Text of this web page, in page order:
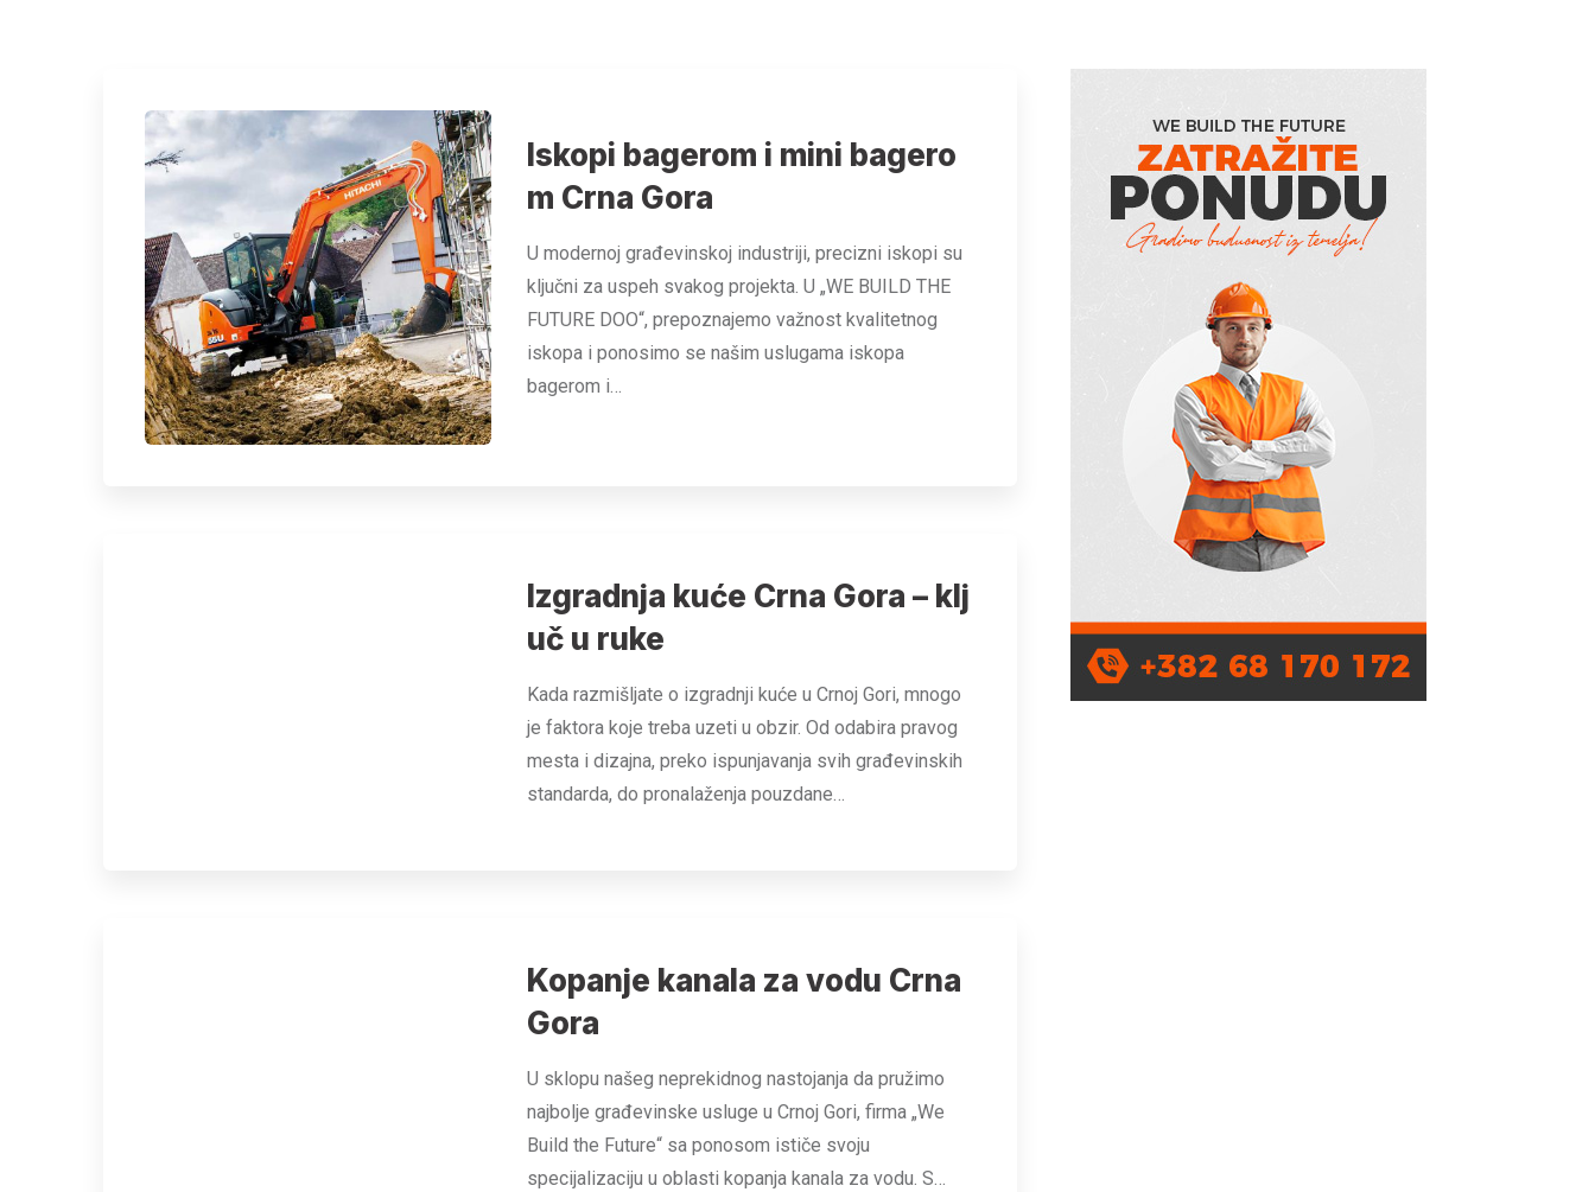
Iskopi bagerom i mini bagero
m Crna Gora
U modernoj građevinskoj industriji, precizni iskopi su
ključni za uspeh svakog projekta. U „WE BUILD THE
FUTURE DOO“, prepoznajemo važnost kvalitetnog
iskopa i ponosimo se našim uslugama iskopa
bagerom i…
Izgradnja kuće Crna Gora – klj
uč u ruke
Kada razmišljate o izgradnji kuće u Crnoj Gori, mnogo
je faktora koje treba uzeti u obzir. Od odabira pravog
mesta i dizajna, preko ispunjavanja svih građevinskih
standarda, do pronalaženja pouzdane…
Kopanje kanala za vodu Crna
Gora
U sklopu našeg neprekidnog nastojanja da pružimo
najbolje građevinske usluge u Crnoj Gori, firma „We
Build the Future“ sa ponosom ističe svoju
specijalizaciju u oblasti kopanja kanala za vodu. S…